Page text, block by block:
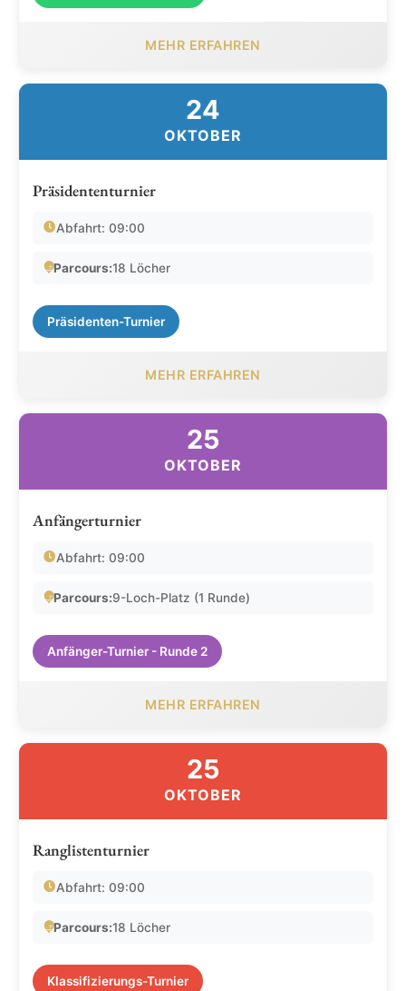
MEHR ERFAHREN
24
OKTOBER
Präsidententurnier
Abfahrt: 09:00
Parcours:18 Löcher
Präsidenten-Turnier
MEHR ERFAHREN
25
OKTOBER
Anfängerturnier
Abfahrt: 09:00
Parcours:9-Loch-Platz (1 Runde)
Anfänger-Turnier - Runde 2
MEHR ERFAHREN
25
OKTOBER
Ranglistenturnier
Abfahrt: 09:00
Parcours:18 Löcher
Klassifizierungs-Turnier